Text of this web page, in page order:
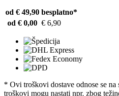
od € 49,90 besplatno*
od € 0,00 € 6,90
* Ovi troškovi dostave odnose se
troškovi mogu nastati npr. zbog